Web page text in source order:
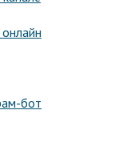
бот